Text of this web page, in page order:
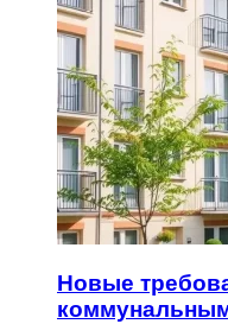
Новые